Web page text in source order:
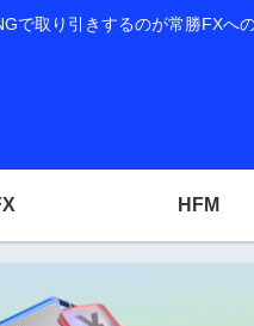
取り引きするのが常勝FXへの
HFM